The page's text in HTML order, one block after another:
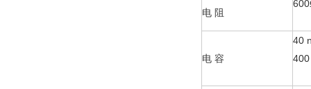
电 阻
电 容
40